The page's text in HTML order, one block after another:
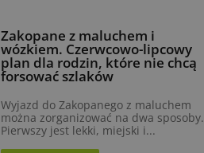
Zakopane z maluchem i
wózkiem. Czerwcowo-lipcowy
plan dla rodzin, które nie chcą
forsować szlaków
Wyjazd do Zakopanego z maluchem
można zorganizować na dwa sposoby.
Pierwszy jest lekki, miejski i...